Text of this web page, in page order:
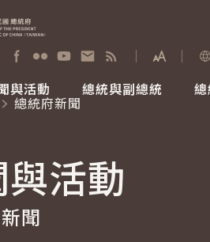
展開字級
員會
與活動 總統與副總統
總統府新聞
活動
聞